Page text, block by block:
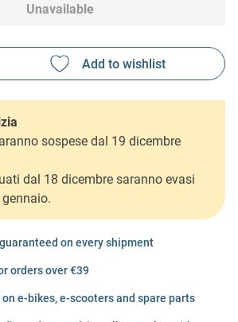
Unavailable
sospese dal 19 dicembre
dal 18 dicembre saranno evasi
on every shipment
orders over €39
e-bikes, e-scooters and spare parts